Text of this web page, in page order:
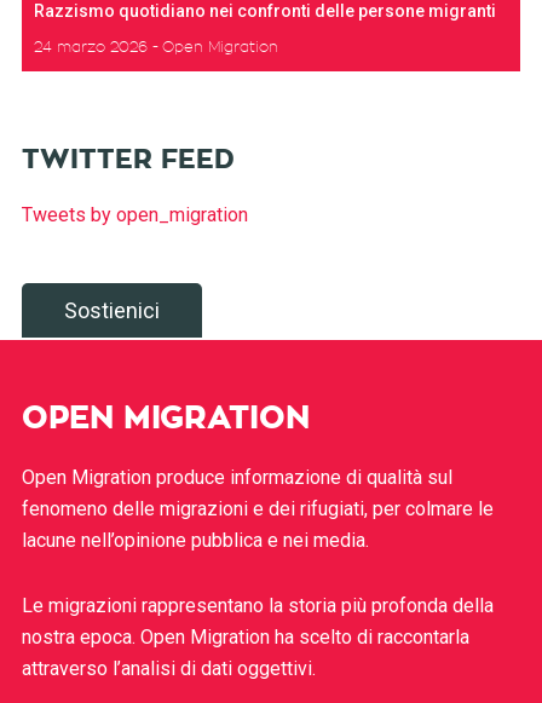
Razzismo quotidiano nei confronti delle persone migranti
24 marzo 2026 Open Migration
TWITTER FEED
Tweets by open_migration
Sostienici
OPEN MIGRATION
Open Migration produce informazione di qualità sul
fenomeno delle migrazioni e dei rifugiati, per colmare le
lacune nell’opinione pubblica e nei media.
Le migrazioni rappresentano la storia più profonda della
nostra epoca. Open Migration ha scelto di raccontarla
attraverso l’analisi di dati oggettivi.